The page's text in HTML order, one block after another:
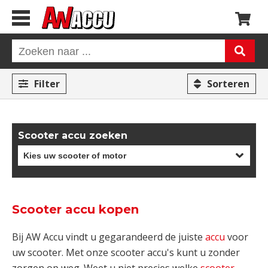
Filter Sorteren
Scooter accu zoeken
Scooter accu kopen
Bij AW Accu vindt u gegarandeerd de juiste accu voor
uw scooter. Met onze scooter accu's kunt u zonder